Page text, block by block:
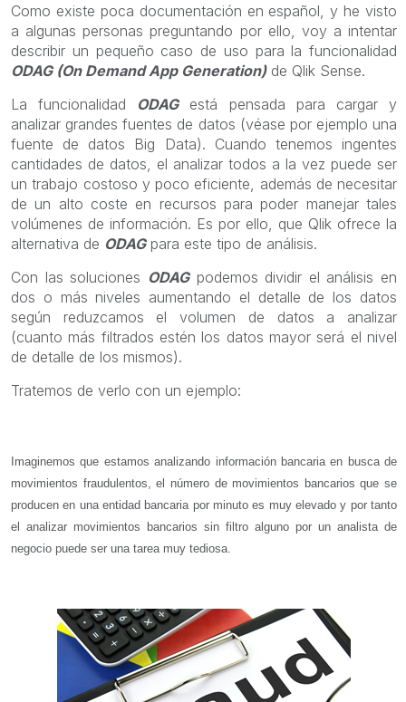
Como existe poca documentación en español, y he visto
a algunas personas preguntando por ello, voy a intentar
describir un pequeño caso de uso para la funcionalidad
ODAG (On Demand App Generation)de Qlik Sense.
La funcionalidad ODAGestá pensada para cargar y
analizar grandes fuentes de datos (véase por ejemplo una
fuente de datos Big Data). Cuando tenemos ingentes
cantidades de datos, el analizar todos a la vez puede ser
un trabajo costoso y poco eficiente, además de necesitar
de un alto coste en recursos para poder manejar tales
volúmenes de información. Es por ello, que Qlik ofrece la
alternativa de ODAGpara este tipo de análisis.
Con las soluciones ODAGpodemos dividir el análisis en
dos o más niveles aumentando el detalle de los datos
según reduzcamos el volumen de datos a analizar
(cuanto más filtrados estén los datos mayor será el nivel
de detalle de los mismos).
Tratemos de verlo con un ejemplo:
Imaginemos que estamos analizando información bancaria en busca de
movimientos fraudulentos, el número de movimientos bancarios que se
producen en una entidad bancaria por minuto es muy elevado y por tanto
el analizar movimientos bancarios sin filtro alguno por un analista de
negocio puede ser una tarea muy tediosa.